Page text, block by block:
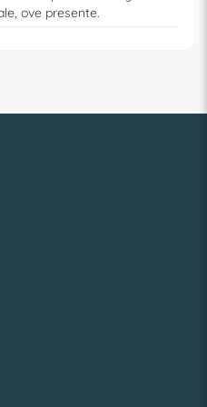
ove presente.